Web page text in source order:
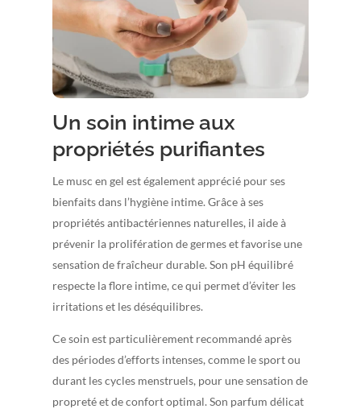
Un soin intime aux
propriétés purifiantes
Le musc en gel est également apprécié pour ses
bienfaits dans l’hygiène intime. Grâce à ses
propriétés antibactériennes naturelles, il aide à
prévenir la prolifération de germes et favorise une
sensation de fraîcheur durable. Son pH équilibré
respecte la flore intime, ce qui permet d’éviter les
irritations et les déséquilibres.
Ce soin est particulièrement recommandé après
des périodes d’efforts intenses, comme le sport ou
durant les cycles menstruels, pour une sensation de
propreté et de confort optimal. Son parfum délicat